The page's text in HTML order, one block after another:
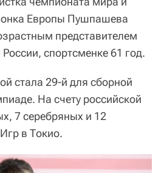
Европы Пушпашева
представителем
спортсменке 61 год.
стала 29-й для сборной
На счету российской
7 серебряных и 12
в Токио.